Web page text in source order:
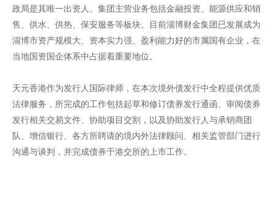
政局是其唯一出资人。集团主营业务包括金融投资、能源供应和销
售、供水、供热、保安服务等板块。目前淄博财金集团已发展成为
淄博市资产规模大、资本实力强、盈利能力好的市属国有企业，在
当地国资国企体系中占据着重要地位。
天元香港作为发行人国际律师，在本次境外债发行中全程提供优质
法律服务，所完成的工作包括起草和修订债券发行通函、审阅债券
发行相关交易文件、协助项目交割，以及协助发行人与承销商团
队、增信银行、各方所聘请的境内外法律顾问、相关监管部门进行
沟通与谈判，并完成债券于港交所的上市工作。